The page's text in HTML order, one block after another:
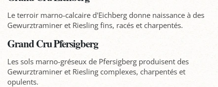
Le terroir marno-calcaire d'Eichberg donne naissance à des
Gewurztraminer et Riesling fins, racés et charpentés.
Grand Cru Pfersigberg
Les sols marno-gréseux de Pfersigberg produisent des
Gewurztraminer et Riesling complexes, charpentés et
opulents.